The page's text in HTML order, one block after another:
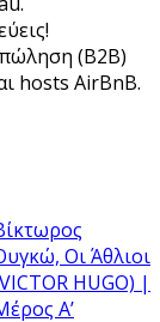
πώληση (B2B)
hosts AirBnB.
Οι Άθλιοι
HUGO) |
Α’